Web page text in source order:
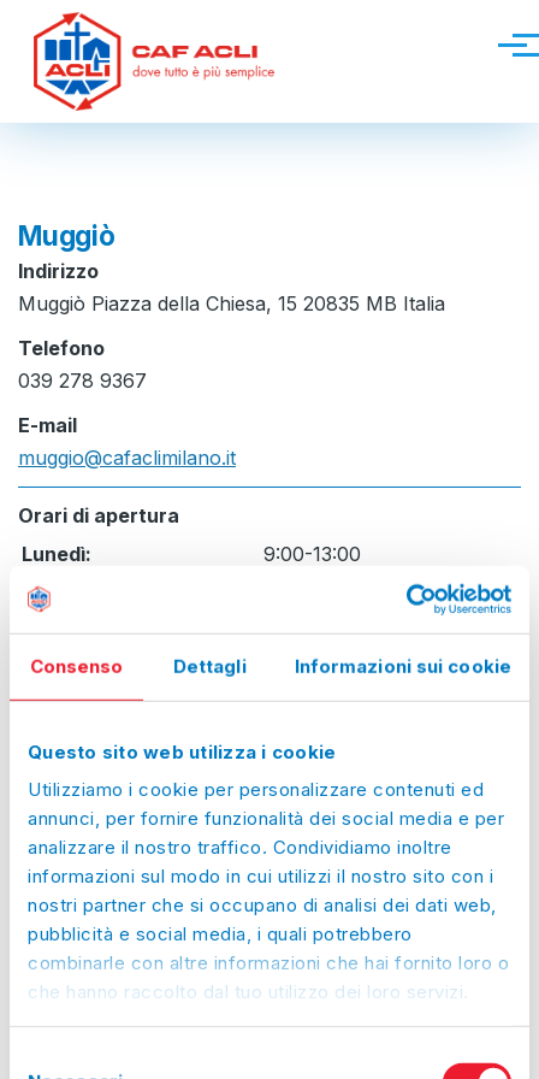
Consenso Dettagli Informazioni sui cookie
Questo sito web utilizza i cookie
Utilizziamo i cookie per personalizzare contenuti ed
annunci, per fornire funzionalità dei social media e per
analizzare il nostro traffico. Condividiamo inoltre
informazioni sul modo in cui utilizzi il nostro sito con i
nostri partner che si occupano di analisi dei dati web,
pubblicità e social media, i quali potrebbero
combinarle con altre informazioni che hai fornito loro o
che hanno raccolto dal tuo utilizzo dei loro servizi.
Salta al contenuto principale
Muggiò
Indirizzo
Muggiò Piazza della Chiesa, 15 20835 MB Italia
Telefono
039 278 9367
E-mail
muggio@cafaclimilano.it
Orari di apertura
Giorno
Time
slot
Commento
Lunedì:
9:00-13:00
Martedì:
9:00-13:00, 14:00-18:00
Mercoledì:
9:00-13:00, 14:00-18:00
Giovedì:
9:00-13:00, 14:00-18:00
Venerdì:
Chiuso
Sabato:
Chiuso
Domenica:
Chiuso
Prossimi giorni
di chiusura straordinaria
Lun, 10/08/2026:
Chiuso
Mar, 11/08/2026:
Chiuso
Mer, 12/08/2026:
Chiuso
Gio, 13/08/2026:
Chiuso
Ven, 14/08/2026:
Chiuso
Sab, 15/08/2026: